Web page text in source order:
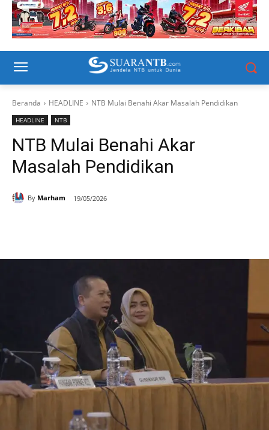
Beranda HEADLINE NTB Mulai Benahi Akar Masalah Pendidikan
HEADLINE NTB
NTB Mulai Benahi Akar
Masalah Pendidikan
By Marham 19/05/2026